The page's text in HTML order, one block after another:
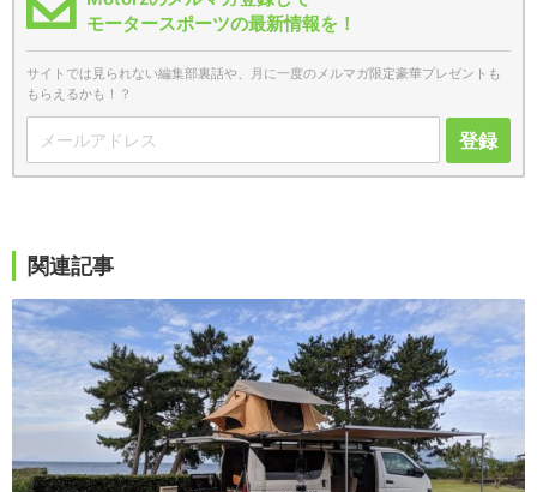
モータースポーツの最新情報を！
サイトでは見られない編集部裏話や、月に一度のメルマガ限定豪華プレゼントも
もらえるかも！？
登録
関連記事